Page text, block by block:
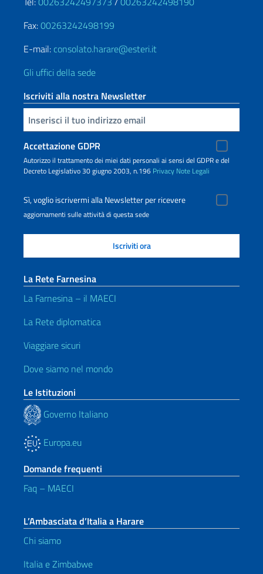
Fax:00263242498199
E-mail: consolato.harare@esteri.it
Gli uffici della sede
Iscriviti alla nostra Newsletter
Inserisci la tua email
Accettazione GDPR
Autorizzo il trattamento dei miei dati personali ai sensi del GDPR e del
Decreto Legislativo 30 giugno 2003, n.196 Privacy Note Legali
Sì, voglio iscrivermi alla Newsletter per ricevere
aggiornamenti sulle attività di questa sede
La Rete Farnesina
La Farnesina – il MAECI
La Rete diplomatica
Viaggiare sicuri
Dove siamo nel mondo
Le Istituzioni
Governo Italiano
Europa.eu
Domande frequenti
Faq – MAECI
L’Ambasciata d’Italia a Harare
Chi siamo
Italia e Zimbabwe